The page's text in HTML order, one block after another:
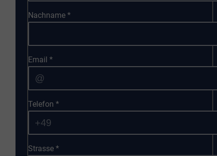
Nachname*
Email*
Telefon*
Strasse*